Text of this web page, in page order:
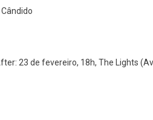
23 de fevereiro, 18h, The Lights